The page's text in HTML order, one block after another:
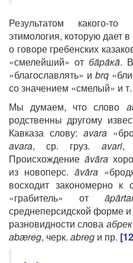
Результатом какого-то
этимология, которую дает
о говоре гребенских
«смелейший» от бäрäкä.
«благославлять» и brq
со значением «смелый» и
Мы думаем, что слово
родственны другому
Кавказа слову: avara
avara, ср. груз. avari,
Происхождение āvāra
из новоперс. āvāra
восходит закономерно к
«грабитель» от
среднеперсидской форме и
разновидности слова абрек
abæreg, черк. abreg и пр.